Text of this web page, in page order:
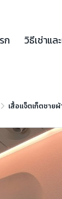
ก วิธีเช่าแล
เสื้อแจ็ตเก็ตชาย